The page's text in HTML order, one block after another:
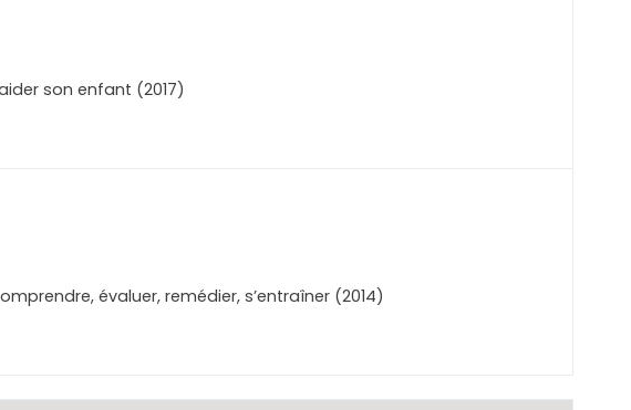
son enfant (2017)
évaluer, remédier, s’entraîner (2014)